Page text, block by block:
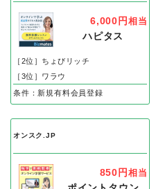
6,000円 相当
ハピタス
［2位］ちょびリッチ
［3位］ワラウ
条件：新規有料会員登録
オンスク.JP
850円 相当